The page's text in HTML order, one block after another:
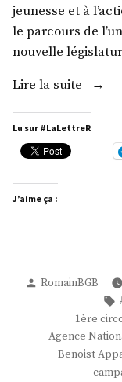
jeunesse et à
le parcours de
nouvelle
Lire la suite
« M.
Lu sur #LaLettreR
J’aime ça :
Publié
RomainBGB
1ère
Agence
Benoist